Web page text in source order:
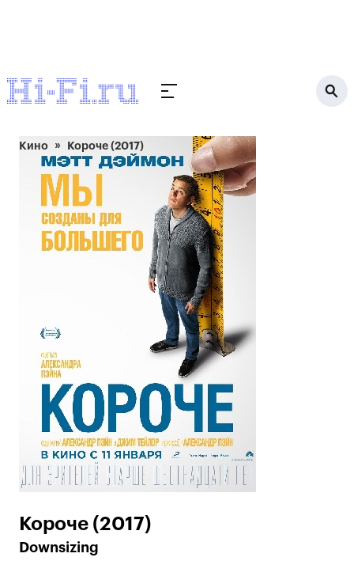
Кино Короче (2017)
Короче (2017)
Downsizing